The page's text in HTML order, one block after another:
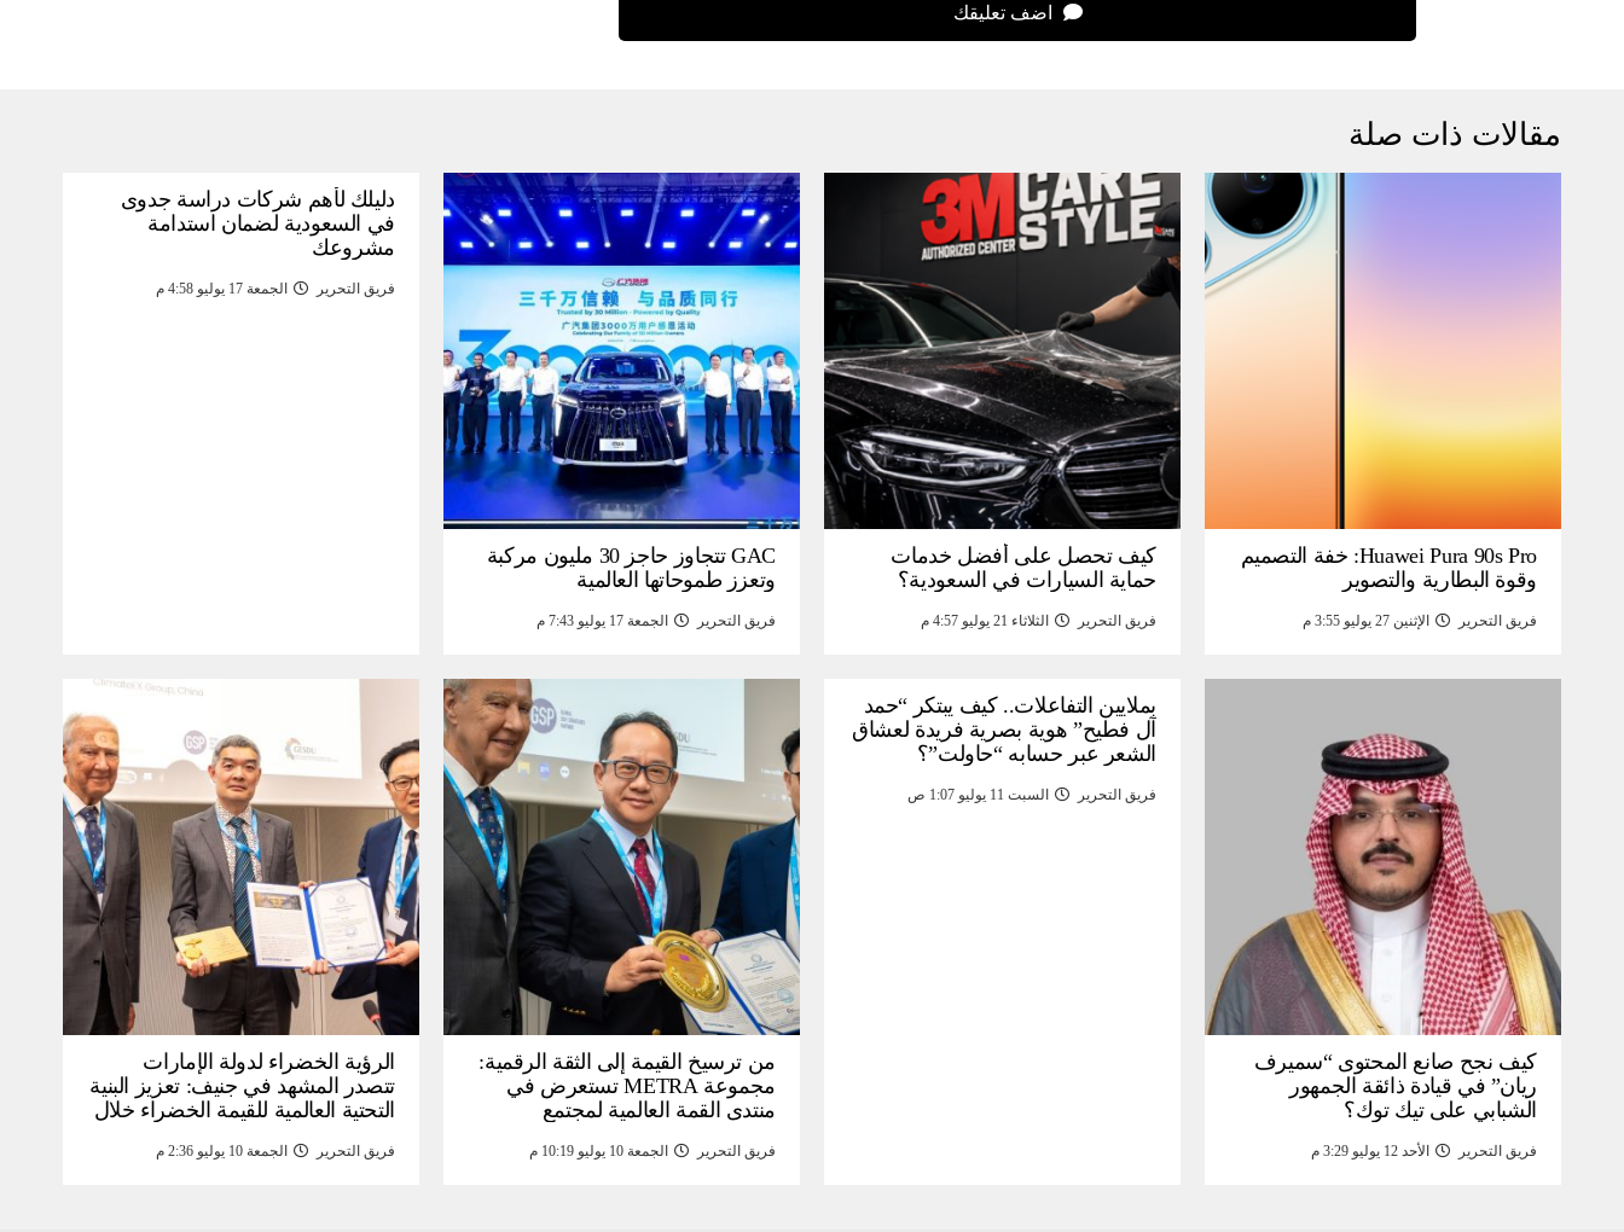
اضف تعليقك
مقالات ذات صلة
Huawei Pura 90s Pro: خفة التصميم
وقوة البطارية والتصوير
فريق التحرير الإثنين 27 يوليو 3:55 م
كيف تحصل على أفضل خدمات
حماية السيارات في السعودية؟
فريق التحرير الثلاثاء 21 يوليو 4:57 م
GAC تتجاوز حاجز 30 مليون مركبة
وتعزز طموحاتها العالمية
فريق التحرير الجمعة 17 يوليو 7:43 م
دليلك لأهم شركات دراسة جدوى
في السعودية لضمان استدامة
مشروعك
فريق التحرير الجمعة 17 يوليو 4:58 م
كيف نجح صانع المحتوى “سميرف
ريان” في قيادة ذائقة الجمهور
الشبابي على تيك توك؟
فريق التحرير الأحد 12 يوليو 3:29 م
بملايين التفاعلات.. كيف يبتكر “حمد
آل فطيح” هوية بصرية فريدة لعشاق
الشعر عبر حسابه “حاولت”؟
فريق التحرير السبت 11 يوليو 1:07 ص
من ترسيخ القيمة إلى الثقة الرقمية:
مجموعة METRA تستعرض في
منتدى القمة العالمية لمجتمع
تحتية للأصول الرقمية المدعومة
فريق التحرير الجمعة 10 يوليو 10:19 م
الرؤية الخضراء لدولة الإمارات
تتصدر المشهد في جنيف: تعزيز البنية
التحتية العالمية للقيمة الخضراء خلال
المعلومات WSIS 2026 وقمة “الذكاء
فريق التحرير الجمعة 10 يوليو 2:36 م